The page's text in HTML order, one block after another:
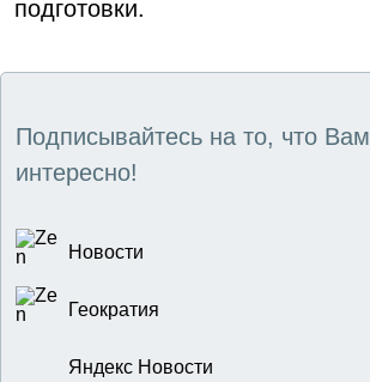
подготовки.
Подписывайтесь на то, что Вам
интересно!
Новости
Геократия
Яндекс Новости